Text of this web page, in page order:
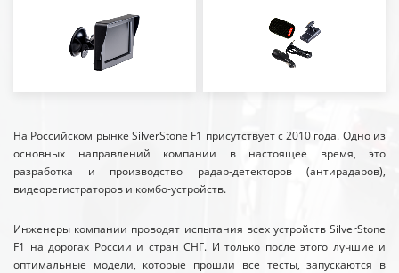
На Российском рынке SilverStone F1 присутствует с 2010 года. Одно из
основных направлений компании в настоящее время, это
разработка и производство радар-детекторов (антирадаров),
видеорегистраторов и комбо-устройств.
Инженеры компании проводят испытания всех устройств SilverStone
F1 на дорогах России и стран СНГ. И только после этого лучшие и
оптимальные модели, которые прошли все тесты, запускаются в